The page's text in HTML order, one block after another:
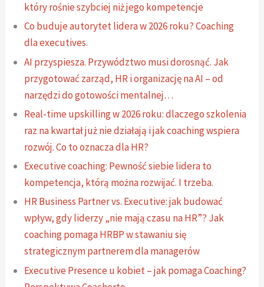
który rośnie szybciej niż jego kompetencje
Co buduje autorytet lidera w 2026 roku? Coaching
dla executives.
AI przyspiesza. Przywództwo musi dorosnąć. Jak
przygotować zarząd, HR i organizację na AI – od
narzędzi do gotowości mentalnej…
Real-time upskilling w 2026 roku: dlaczego szkolenia
raz na kwartał już nie działają i jak coaching wspiera
rozwój. Co to oznacza dla HR?
Executive coaching: Pewność siebie lidera to
kompetencja, którą można rozwijać. I trzeba.
HR Business Partner vs. Executive: jak budować
wpływ, gdy liderzy „nie mają czasu na HR”? Jak
coaching pomaga HRBP w stawaniu się
strategicznym partnerem dla managerów
Executive Presence u kobiet – jak pomaga Coaching?